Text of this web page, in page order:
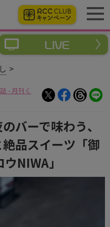
- 月刊く
バーで味わう、
品スイーツ「御
NIWA」